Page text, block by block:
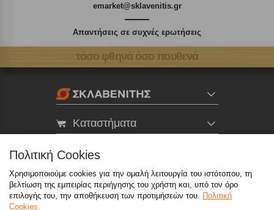
emarket@sklavenitis.gr
Απαντήσεις σε συχνές ερωτήσεις
τόσο φθηνά όσο πουθενά
Καταστήματα
eMarket
800 117 7777 (μόνο από σταθερό, χωρίς χρέωση),
Πολιτική Cookies
Χρησιμοποιούμε cookies για την ομαλή λειτουργία του ιστότοπου, τη
βελτίωση της εμπειρίας περιήγησης του χρήστη και, υπό τον όρο
επιλογής του, την αποθήκευση των προτιμήσεών του. Πολιτική
Cookies.